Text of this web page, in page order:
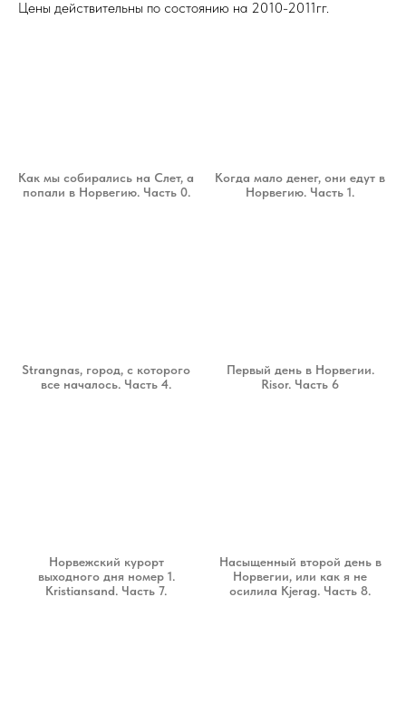
Цены действительны по состоянию на 2010-2011гг.
Как мы собирались на Слет, а
попали в Норвегию. Часть 0.
Когда мало денег, они едут в
Норвегию. Часть 1.
Strangnas, город, с которого
все началось. Часть 4.
Первый день в Норвегии.
Risor. Часть 6
Норвежский курорт
выходного дня номер 1.
Kristiansand. Часть 7.
Насыщенный второй день в
Норвегии, или как я не
осилила Kjerag. Часть 8.